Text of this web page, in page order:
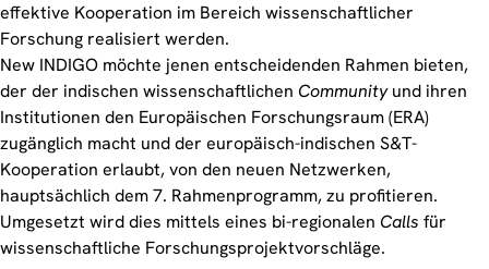
effektive Kooperation im Bereich wissenschaftlicher
Forschung realisiert werden.
New INDIGO möchte jenen entscheidenden Rahmen bieten,
der der indischen wissenschaftlichen Communityund ihren
Institutionen den Europäischen Forschungsraum (ERA)
zugänglich macht und der europäisch-indischen S&T-
Kooperation erlaubt, von den neuen Netzwerken,
hauptsächlich dem 7. Rahmenprogramm, zu profitieren.
Umgesetzt wird dies mittels eines bi-regionalen Calls für
wissenschaftliche Forschungsprojektvorschläge.